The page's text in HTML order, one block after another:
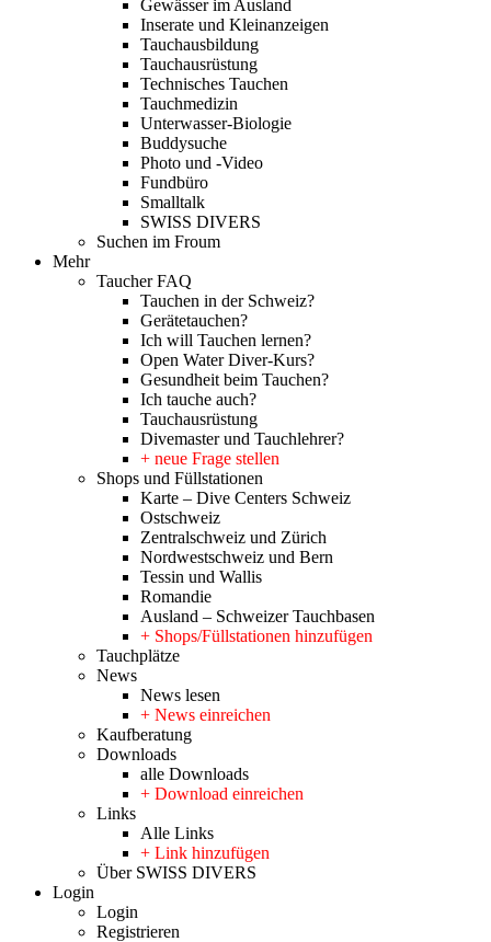
Gewässer im Ausland
Inserate und Kleinanzeigen
Tauchausbildung
Tauchausrüstung
Technisches Tauchen
Tauchmedizin
Unterwasser-Biologie
Buddysuche
Photo und -Video
Fundbüro
Smalltalk
SWISS DIVERS
Suchen im Froum
Mehr
Taucher FAQ
Tauchen in der Schweiz?
Gerätetauchen?
Ich will Tauchen lernen?
Open Water Diver-Kurs?
Gesundheit beim Tauchen?
Ich tauche auch?
Tauchausrüstung
Divemaster und Tauchlehrer?
+ neue Frage stellen
Shops und Füllstationen
Karte – Dive Centers Schweiz
Ostschweiz
Zentralschweiz und Zürich
Nordwestschweiz und Bern
Tessin und Wallis
Romandie
Ausland – Schweizer Tauchbasen
+ Shops/Füllstationen hinzufügen
Tauchplätze
News
News lesen
+ News einreichen
Kaufberatung
Downloads
alle Downloads
+ Download einreichen
Links
Alle Links
+ Link hinzufügen
Über SWISS DIVERS
Login
Login
Registrieren